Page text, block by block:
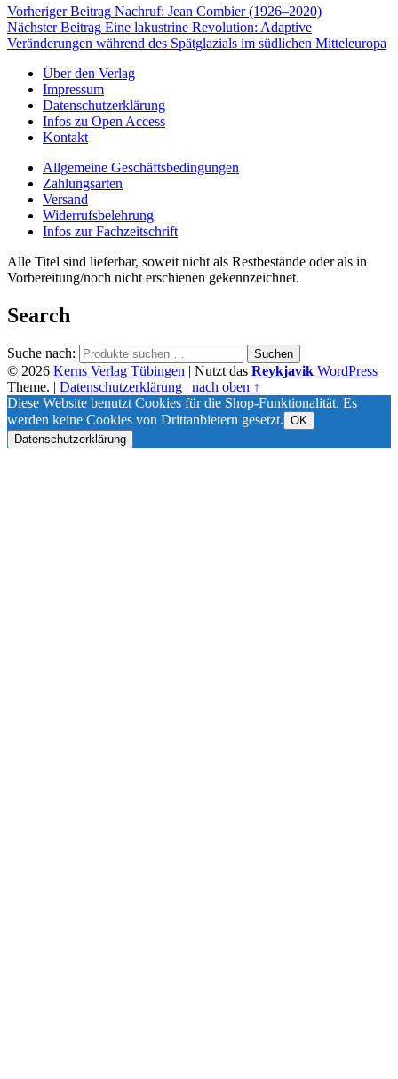
Vorheriger Beitrag Nachruf: Jean Combier (1926–2020)
Nächster Beitrag Eine lakustrine Revolution: Adaptive
Veränderungen während des Spätglazials im südlichen Mitteleuropa
Über den Verlag
Impressum
Datenschutzerklärung
Infos zu Open Access
Kontakt
Allgemeine Geschäftsbedingungen
Zahlungsarten
Versand
Widerrufsbelehrung
Infos zur Fachzeitschrift
Alle Titel sind lieferbar, soweit nicht als Restbestände oder als in
Vorbereitung/noch nicht erschienen gekennzeichnet.
Search
Suche nach: Suchen
© 2026 Kerns Verlag Tübingen Nutzt das Reykjavik WordPress
Theme.
Datenschutzerklärung
nach oben ↑
Diese Website benutzt Cookies für die Shop-Funktionalität. Es
werden keine Cookies von Drittanbietern gesetzt. OK
Datenschutzerklärung